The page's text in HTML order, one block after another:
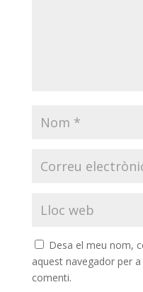
Desa el meu nom,
aquest navegador per
comenti.